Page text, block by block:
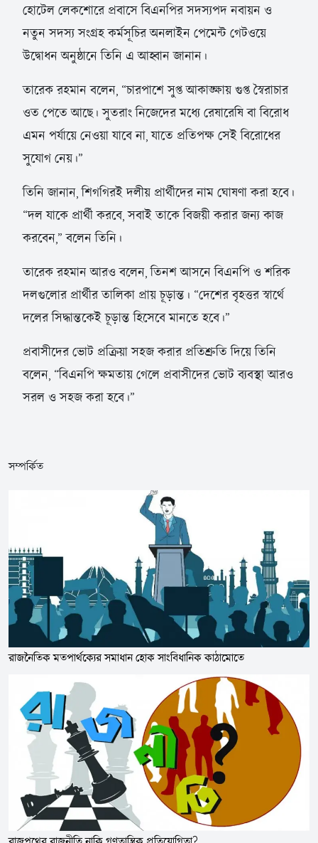
হোটেল লেকশোরে প্রবাসে বিএনপির সদস্যপদ নবায়ন ও
নতুন সদস্য সংগ্রহ কর্মসূচির অনলাইন পেমেন্ট গেটওয়ে
উদ্বোধন অনুষ্ঠানে তিনি এ আহ্বান জানান।
তারেক রহমান বলেন, “চারপাশে সুপ্ত আকাঙ্ক্ষায় গুপ্ত স্বৈরাচার
ওত পেতে আছে। সুতরাং নিজেদের মধ্যে রেষারেষি বা বিরোধ
এমন পর্যায়ে নেওয়া যাবে না, যাতে প্রতিপক্ষ সেই বিরোধের
সুযোগ নেয়।”
তিনি জানান, শিগগিরই দলীয় প্রার্থীদের নাম ঘোষণা করা হবে।
“দল যাকে প্রার্থী করবে, সবাই তাকে বিজয়ী করার জন্য কাজ
করবেন,” বলেন তিনি।
তারেক রহমান আরও বলেন, তিনশ আসনে বিএনপি ও শরিক
দলগুলোর প্রার্থীর তালিকা প্রায় চূড়ান্ত। “দেশের বৃহত্তর স্বার্থে
দলের সিদ্ধান্তকেই চূড়ান্ত হিসেবে মানতে হবে।”
প্রবাসীদের ভোট প্রক্রিয়া সহজ করার প্রতিশ্রুতি দিয়ে তিনি
বলেন, “বিএনপি ক্ষমতায় গেলে প্রবাসীদের ভোট ব্যবস্থা আরও
সরল ও সহজ করা হবে।”
সম্পর্কিত
রাজনৈতিক মতপার্থক্যের সমাধান হোক সাংবিধানিক কাঠামোতে